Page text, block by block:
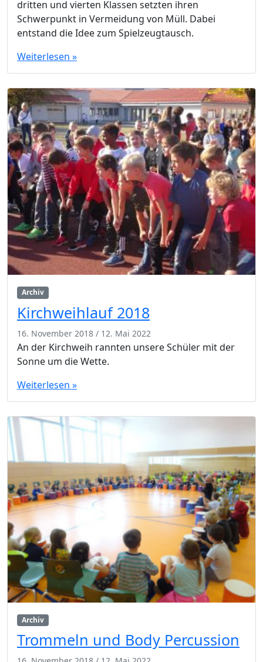
dritten und vierten Klassen setzten ihren
Schwerpunkt in Vermeidung von Müll. Dabei
entstand die Idee zum Spielzeugtausch.
Weiterlesen »
Archiv
Kirchweihlauf 2018
16. November 2018 / 12. Mai 2022
An der Kirchweih rannten unsere Schüler mit der
Sonne um die Wette.
Weiterlesen »
Archiv
Trommeln und Body Percussion